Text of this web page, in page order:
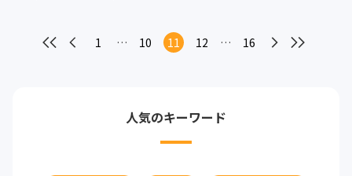
最初へ前へ
1 … 10 11 12 … 16
次へ最後へ
人気のキーワード